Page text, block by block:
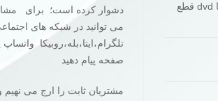
دوره آموزش آلمانی Starten wir.کتاب اصلی و کتاب تمرین همراه با dvd قطع
دشوار کرده است؛ برای
می توانید در شبکه های
تلگرام،ایتا،بله،روبیکا واتساپ
صفحه پیام دهید
مشتریان ثابت را ارج می نهیم